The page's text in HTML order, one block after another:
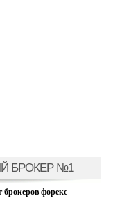
БРОКЕР №1
форекс